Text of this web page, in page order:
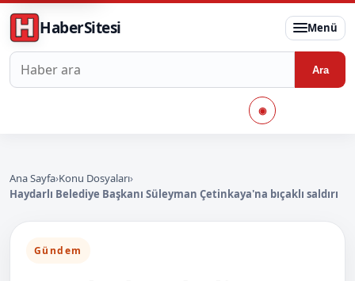
HaberSitesi Menü
Haberlerde ara
Ara
◉
Ana Sayfa›Konu Dosyaları›
Haydarlı Belediye Başkanı Süleyman Çetinkaya'na bıçaklı saldırı
Gündem